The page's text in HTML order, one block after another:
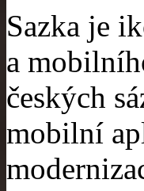
Sazka je
a
českých
mobilní